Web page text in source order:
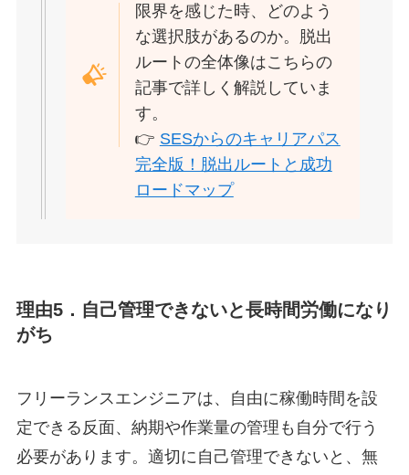
限界を感じた時、どのよう
な選択肢があるのか。脱出
ルートの全体像はこちらの
記事で詳しく解説していま
す。
👉 SESからのキャリアパス
完全版！脱出ルートと成功
ロードマップ
理由5．自己管理できないと長時間労働になり
がち
フリーランスエンジニアは、自由に稼働時間を設
定できる反面、納期や作業量の管理も自分で行う
必要があります。適切に自己管理できないと、無